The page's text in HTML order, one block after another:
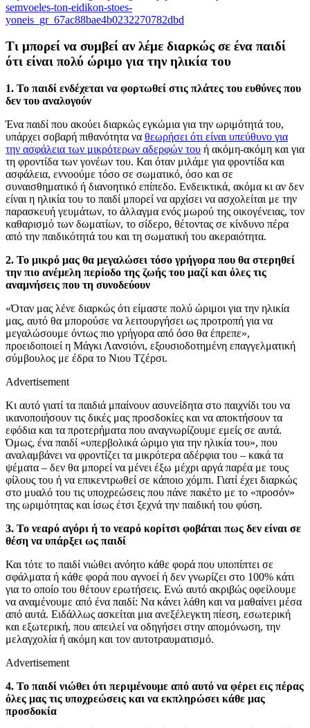
semvoeles-ton-eidikon-stoes-
yoneis_gr_67ac88bae4b0232270782dbd
Τι μπορεί να συμβεί αν λέμε διαρκώς σε ένα παιδί
ότι είναι πολύ ώριμο για την ηλικία του
1. To παιδί ενδέχεται να φορτωθεί στις πλάτες του ευθύνες που
δεν του αναλογούν
Ένα παιδί που ακούει διαρκώς εγκώμια για την ωριμότητά του,
υπάρχει σοβαρή πιθανότητα να θεωρήσει ότι είναι υπεύθυνο για
την ασφάλεια των μικρότερων αδερφών του ή ακόμη-ακόμη και για
τη φροντίδα των γονέων του. Και όταν μιλάμε για φροντίδα και
ασφάλεια, εννοούμε τόσο σε σωματικό, όσο και σε
συναισθηματικό ή διανοητικό επίπεδο. Ενδεικτικά, ακόμα κι αν δεν
είναι η ηλικία του το παιδί μπορεί να αρχίσει να ασχολείται με την
παρασκευή γευμάτων, το άλλαγμα ενός μωρού της οικογένειας, τον
καθαρισμό των δωματίων, το σίδερο, θέτοντας σε κίνδυνο πέρα
από την παιδικότητά του και τη σωματική του ακεραιότητα.
2. Το μικρό μας θα μεγαλώσει τόσο γρήγορα που θα στερηθεί
την πιο ανέμελη περίοδο της ζωής του μαζί και όλες τις
αναμνήσεις που τη συνοδεύουν
«Όταν μας λένε διαρκώς ότι είμαστε πολύ ώριμοι για την ηλικία
μας, αυτό θα μπορούσε να λειτουργήσει ως προτροπή για να
μεγαλώσουμε όντως πιο γρήγορα από όσο θα έπρεπε»,
προειδοποιεί η Μάγκι Λανσιόνι, εξουσιοδοτημένη επαγγελματική
σύμβουλος με έδρα το Νιου Τζέρσι.
Advertisement
Κι αυτό γιατί τα παιδιά μπαίνουν ασυνείδητα στο παιχνίδι του να
ικανοποιήσουν τις δικές μας προσδοκίες και να αποκτήσουν τα
εφόδια και τα προτερήματα που αναγνωρίζουμε εμείς σε αυτά.
Όμως, ένα παιδί «υπερβολικά ώριμο για την ηλικία του», που
αναλαμβάνει να φροντίζει τα μικρότερα αδέρφια του – κακά τα
ψέματα – δεν θα μπορεί να μένει έξω μέχρι αργά παρέα με τους
φίλους του ή να επικεντρωθεί σε κάποιο χόμπι. Γιατί έχει διαρκώς
στο μυαλό του τις υποχρεώσεις που πάνε πακέτο με το «προσόν»
της ωριμότητας και ίσως έτσι ξεχνά την παιδική του φύση.
3. Το νεαρό αγόρι ή το νεαρό κορίτσι φοβάται πως δεν είναι σε
θέση να υπάρξει ως παιδί
Και τότε το παιδί νιώθει ανόητο κάθε φορά που υποπίπτει σε
σφάλματα ή κάθε φορά που αγνοεί ή δεν γνωρίζει στο 100% κάτι
για το οποίο του θέτουν ερωτήσεις. Ενώ αυτό ακριβώς οφείλουμε
να αναμένουμε από ένα παιδί: Να κάνει λάθη και να μαθαίνει μέσα
από αυτά. Ειδάλλως ασκείται μια ανεξέλεγκτη πίεση, εσωτερική
και εξωτερική, που απειλεί να οδηγήσει στην απομόνωση, την
μελαγχολία ή ακόμη και τον αυτοτραυματισμό.
Advertisement
4. Το παιδί νιώθει ότι περιμένουμε από αυτό να φέρει εις πέρας
όλες μας τις υποχρεώσεις και να εκπληρώσει κάθε μας
προσδοκία